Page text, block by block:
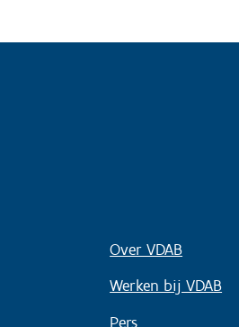
Over VDAB
Werken bij VDAB
Pers